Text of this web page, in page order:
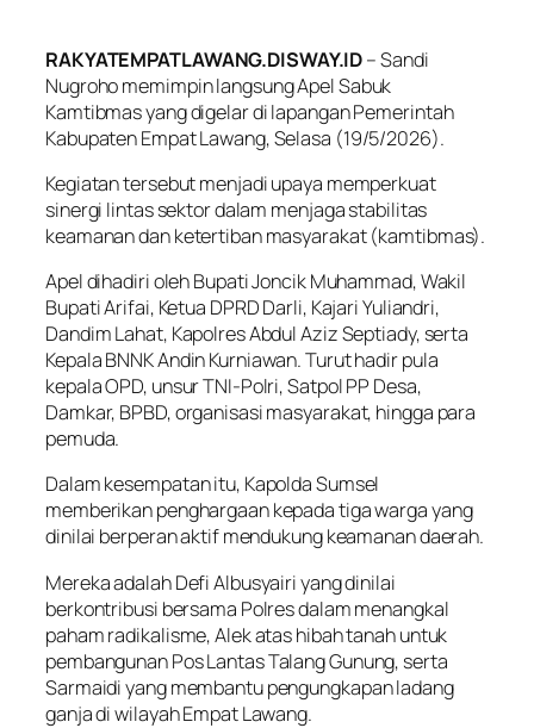
RAKYATEMPATLAWANG.DISWAY.ID– Sandi
Nugroho memimpin langsung Apel Sabuk
Kamtibmas yang digelar di lapangan Pemerintah
Kabupaten Empat Lawang, Selasa (19/5/2026).
Kegiatan tersebut menjadi upaya memperkuat
sinergi lintas sektor dalam menjaga stabilitas
keamanan dan ketertiban masyarakat (kamtibmas).
Apel dihadiri oleh Bupati Joncik Muhammad, Wakil
Bupati Arifai, Ketua DPRD Darli, Kajari Yuliandri,
Dandim Lahat, Kapolres Abdul Aziz Septiady, serta
Kepala BNNK Andin Kurniawan. Turut hadir pula
kepala OPD, unsur TNI-Polri, Satpol PP Desa,
Damkar, BPBD, organisasi masyarakat, hingga para
pemuda.
Dalam kesempatan itu, Kapolda Sumsel
memberikan penghargaan kepada tiga warga yang
dinilai berperan aktif mendukung keamanan daerah.
Mereka adalah Defi Albusyairi yang dinilai
berkontribusi bersama Polres dalam menangkal
paham radikalisme, Alek atas hibah tanah untuk
pembangunan Pos Lantas Talang Gunung, serta
Sarmaidi yang membantu pengungkapan ladang
ganja di wilayah Empat Lawang.